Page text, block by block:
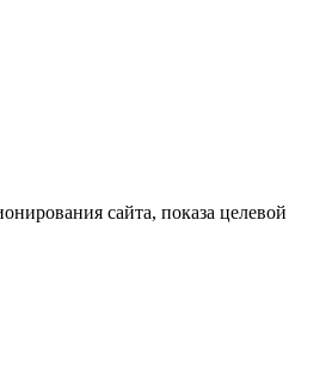
сайта, показа целевой